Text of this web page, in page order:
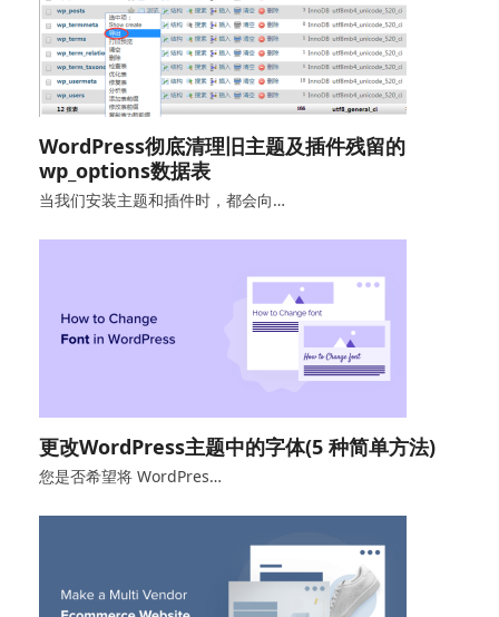
WordPress彻底清理旧主题及插件残留的
wp_options数据表
当我们安装主题和插件时，都会向…
更改WordPress主题中的字体(5 种简单方法)
您是否希望将 WordPres…